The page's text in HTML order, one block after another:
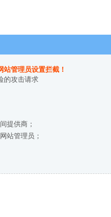
管理员设置拦截！
的攻击请求
提供商；
站管理员；